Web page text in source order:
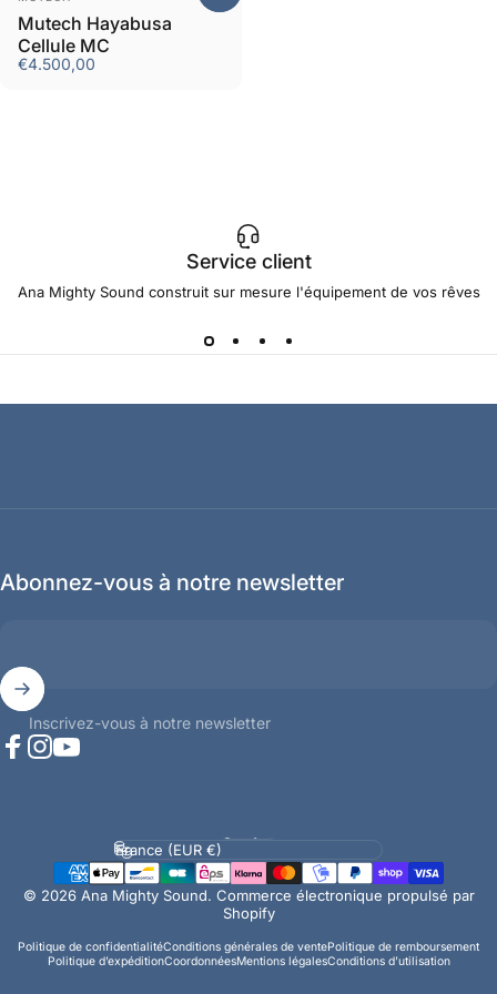
Mutech Hayabusa
Cellule MC
€4.500,00
Service client
Ana Mighty Sound construit sur mesure l'équipement de vos rêves
Abonnez-vous à notre newsletter
Inscrivez-vous à notre newsletter
© 2026 Ana Mighty Sound. Commerce électronique propulsé par
Shopify
Politique de confidentialitéConditions générales de ventePolitique de remboursement
Politique d’expéditionCoordonnéesMentions légalesConditions d’utilisation
Langue
Pays/région